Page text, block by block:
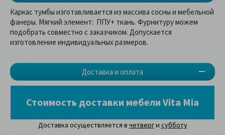
Доставка и оплата
Каркас тумбы изготавливается из массива сосны и мебельной
фанеры. Мягкий элемент: ППУ+ ткань. Фурнитуру можем
подобрать совместно с заказчиком. Допускается
изготовление индивидуальных размеров.
Стоимость доставки мебели Vita Mia
Доставка осуществляется в четверги субботу